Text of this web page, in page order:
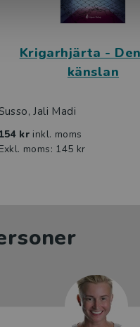
Krigarhjärta -
känslan
Jali Madi
kr inkl. moms
Exkl. moms: 145 kr